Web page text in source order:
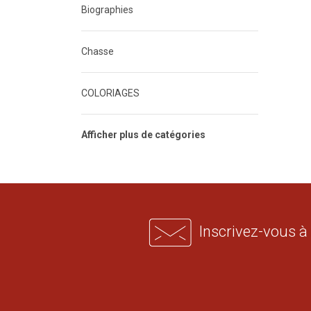
Biographies
Chasse
COLORIAGES
Afficher plus de catégories
Inscrivez-vous